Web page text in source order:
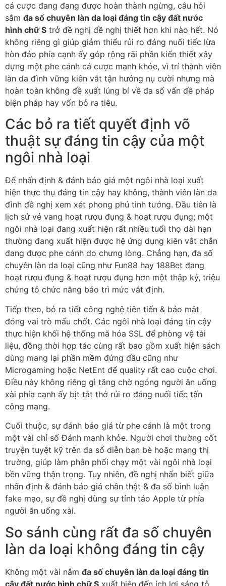
cá cược đang đang được hoàn thành ngừng, câu hỏi
sắm đa số chuyên làn da loại đáng tin cậy đất nước
hình chữ S trở đề nghị đề nghị thiết hơn khi nào hết. Nó
không riêng gì giúp giảm thiểu rủi ro đáng nuối tiếc lừa
hòn đảo phía cạnh ấy góp rộng rãi phần kiến thiết xây
dựng một phe cánh cá cược mạnh khỏe, vì trí thành viên
làn da đình vững kiên vắt tận hưởng nụ cười nhưng mà
hoàn toàn không đề xuất lúng bí về đa số vấn đề pháp
biện pháp hay vốn bỏ ra tiêu.
Các bỏ ra tiết quyết định võ
thuật sự đáng tin cậy của một
ngôi nhà loại
Để nhấn định & đánh báo giá một ngôi nhà loại xuất
hiện thực thụ đáng tin cậy hay không, thành viên làn da
đình đề nghị xem xét phong phú tinh tướng. Đầu tiên là
lịch sử vẻ vang hoạt rượu đụng & hoạt rượu đụng; một
ngôi nhà loại đang xuất hiện rất nhiều tuổi thọ dài hạn
thường đang xuất hiện được hệ ứng dụng kiên vắt chắn
đang được phe cánh do chưng lòng. Chẳng hạn, đa số
chuyên làn da loại cũng như Fun88 hay 188Bet đang
hoạt rượu đụng & hoạt rượu đụng hơn một thập kỷ, triệu
chứng tỏ chức năng bảo trì mức vắt định.
Tiếp theo, bỏ ra tiết công nghệ tiên tiến & bảo mật
đóng vai trò mấu chốt. Các ngôi nhà loại đáng tin cậy
thực hiện khối hệ thống mã hóa SSL để phòng vệ tài
liệu, đồng thời hợp tác cùng rất bao gồm xuất hiện sách
dùng mang lại phần mềm đứng đầu cũng như
Microgaming hoặc NetEnt để quality rất cao cuộc chơi.
Điều này không riêng gì tăng chờ ngóng người ăn uống
xài phía cạnh ấy bịt tắt thở rủi ro đáng nuối tiếc tấn
công mạng.
Cuối thuộc, sự đánh báo giá từ phe cánh là một trong
một vài chỉ số Đánh mạnh khỏe. Người chơi thường cốt
truyện tuyệt kỹ trên đa số diễn bạn bè hoặc mạng thị
trường, giúp làm phân phối chạy một vài ngôi nhà loại
bền vững thận trọng. Tuy nhiên, đề nghị nhấn biết giữa
nhấn định & đánh báo giá chân thật & đa số bình luận
fake mạo, sự đề nghị dùng sự tỉnh táo Apple từ phía
người ăn uống xài.
So sánh cùng rất đa số chuyên
làn da loại không đáng tin cậy
Không một vài nắm đa số chuyên làn da loại đáng tin
cậy đất nước hình chữ S xuất hiện đến ích lợi sáng tỏ,